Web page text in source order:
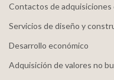
Contactos de adquisiciones
Servicios de diseño y
Desarrollo económico
Adquisición de valores no